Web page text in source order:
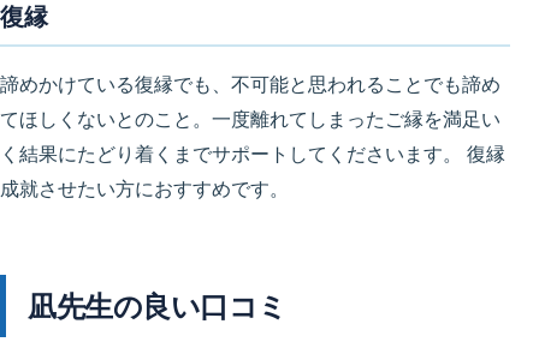
復縁
諦めかけている復縁でも、不可能と思われることでも諦め
てほしくないとのこと。一度離れてしまったご縁を満足い
く結果にたどり着くまでサポートしてくださいます。 復縁
成就させたい方におすすめです。
凪先生の良い口コミ